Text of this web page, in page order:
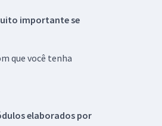
importante se
que você tenha
elaborados por